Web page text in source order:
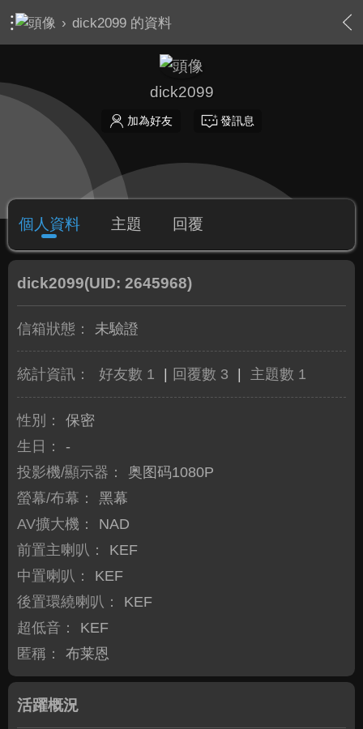
› dick2099 的資料
dick2099
加為好友 發訊息
個人資料 主題 回覆
dick2099(UID: 2645968)
信箱狀態： 未驗證
統計資訊： 好友數 1 回覆數 3 主題數 1
性別：
保密
生日：
-
投影機/顯示器：
奥图码1080P
螢幕/布幕：
黑幕
AV擴大機：
NAD
前置主喇叭：
KEF
中置喇叭：
KEF
後置環繞喇叭：
KEF
超低音：
KEF
匿稱：
布莱恩
活躍概況